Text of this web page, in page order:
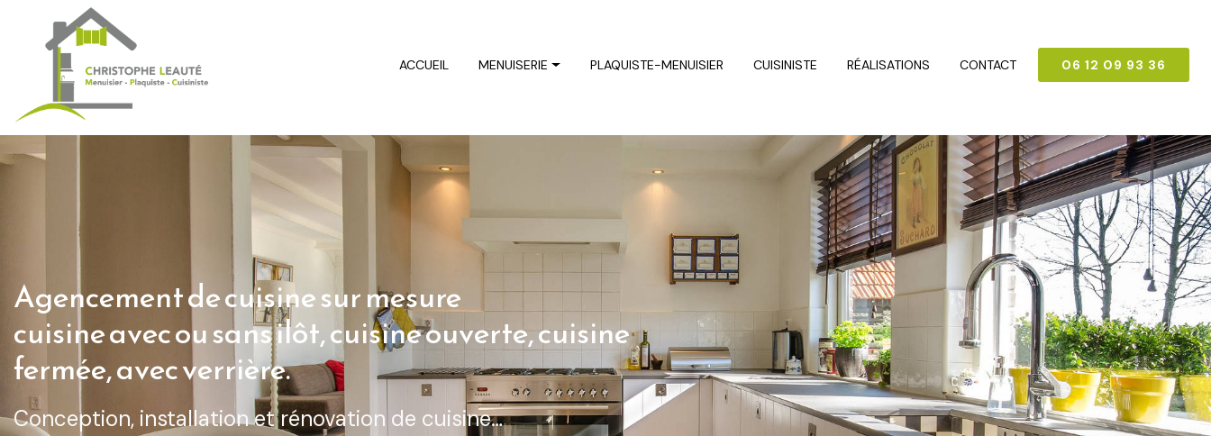
ACCUEIL MENUISERIE PLAQUISTE-MENUISIER CUISINISTE RÉALISATIONS CONTACT 06 12 09 93 36
Agencement de cuisine sur mesure
cuisine avec ou sans ilôt, cuisine ouverte, cuisine
fermée, avec verrière.
Conception, installation et rénovation de cuisine…